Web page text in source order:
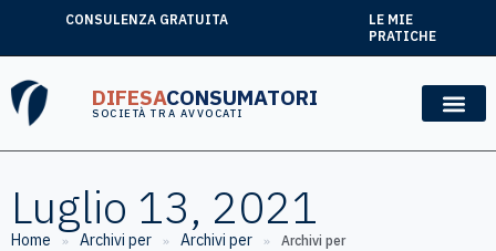
CONSULENZA GRATUITA
LE MIE
PRATICHE
DIFESACONSUMATORI
SOCIETÀ TRA AVVOCATI
Luglio 13, 2021
Home » Archivi per » Archivi per » Archivi per